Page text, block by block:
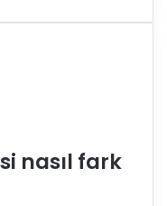
nasıl fark